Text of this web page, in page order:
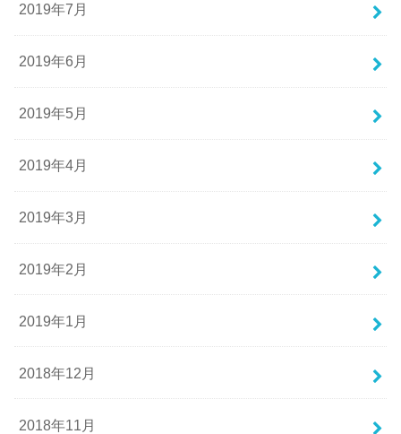
2019年7月
2019年6月
2019年5月
2019年4月
2019年3月
2019年2月
2019年1月
2018年12月
2018年11月